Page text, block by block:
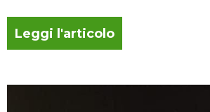
Leggi l'articolo